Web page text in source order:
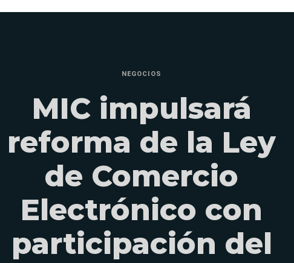
NEGOCIOS
MIC impulsará
reforma de la Ley
de Comercio
Electrónico con
participación del